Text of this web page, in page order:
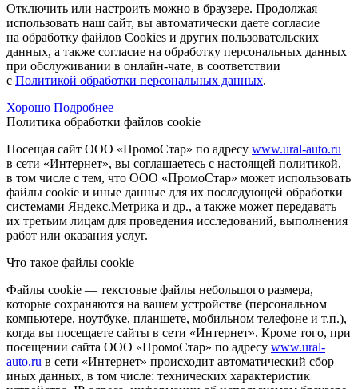
Отключить или настроить можно в браузере. Продолжая
использовать наш сайт, вы автоматически даете согласие
на обработку файлов Cookies и других пользовательских
данных, а также согласие на обработку персональных данных
при обслуживании в онлайн-чате, в соответствии
с Политикой обработки персональных данных.
Хорошо Подробнее
Политика обработки файлов cookie
Посещая сайт ООО «ПромоСтар» по адресу www.ural-auto.ru
в сети «Интернет», вы соглашаетесь с настоящей политикой,
в том числе с тем, что ООО «ПромоСтар» может использовать
файлы cookie и иные данные для их последующей обработки
системами Яндекс.Метрика и др., а также может передавать
их третьим лицам для проведения исследований, выполнения
работ или оказания услуг.
Что такое файлы cookie
Файлы cookie — текстовые файлы небольшого размера,
которые сохраняются на вашем устройстве (персональном
компьютере, ноутбуке, планшете, мобильном телефоне и т.п.),
когда вы посещаете сайты в сети «Интернет». Кроме того, при
посещении сайта ООО «ПромоСтар» по адресу www.ural-
auto.ru в сети «Интернет» происходит автоматический сбор
иных данных, в том числе: технических характеристик